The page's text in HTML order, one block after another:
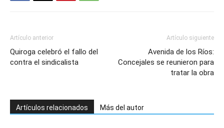
Artículo anterior
Quiroga celebró el fallo del
contra el sindicalista
Artículo siguiente
Avenida de los Ríos:
Concejales se reunieron para
tratar la obra
Artículos relacionados Más del autor